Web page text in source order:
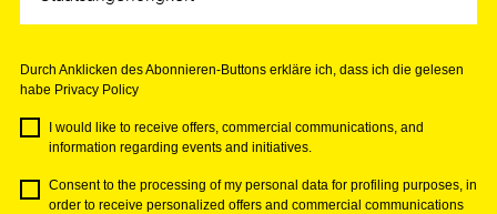
Durch Anklicken des Abonnieren-Buttons erkläre ich, dass ich die gelesen
habe Privacy Policy
I would like to receive offers, commercial communications, and
information regarding events and initiatives.
Consent to the processing of my personal data for profiling purposes, in
order to receive personalized offers and commercial communications